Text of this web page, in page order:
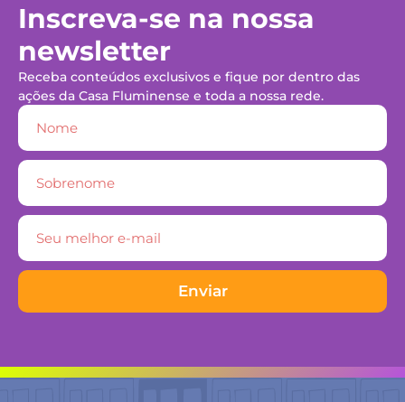
Inscreva-se na nossa
newsletter
Receba conteúdos exclusivos e fique por dentro das
ações da Casa Fluminense e toda a nossa rede.
Enviar